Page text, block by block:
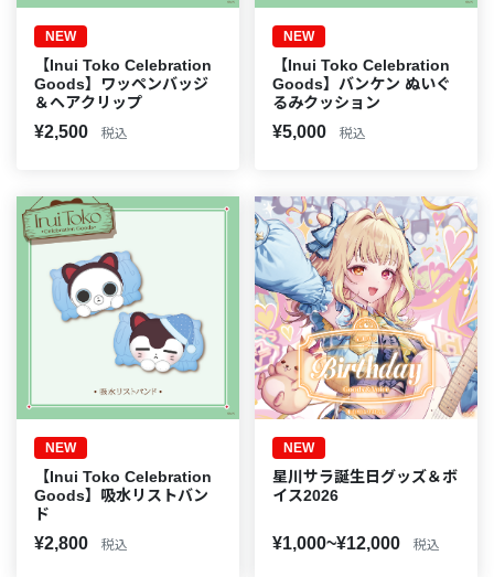
NEW
【Inui Toko Celebration
Goods】ワッペンバッジ
＆ヘアクリップ
¥2,500 税込
NEW
【Inui Toko Celebration
Goods】バンケン ぬいぐ
るみクッション
¥5,000 税込
NEW
【Inui Toko Celebration
Goods】吸水リストバン
ド
¥2,800 税込
NEW
星川サラ誕生日グッズ＆ボ
イス2026
¥1,000~¥12,000 税込